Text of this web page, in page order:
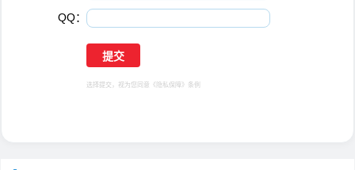
QQ：
选择提交，视为您同意 《隐私保障》 条例